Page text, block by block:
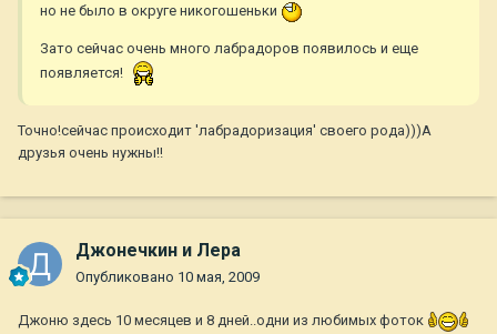
но не было в округе никогошеньки
Зато сейчас очень много лабрадоров появилось и еще
появляется!
Точно!сейчас происходит 'лабрадоризация' своего рода)))А
друзья очень нужны!!
Джонечкин и Лера
Опубликовано 10 мая, 2009
Джоню здесь 10 месяцев и 8 дней..одни из любимых фоток